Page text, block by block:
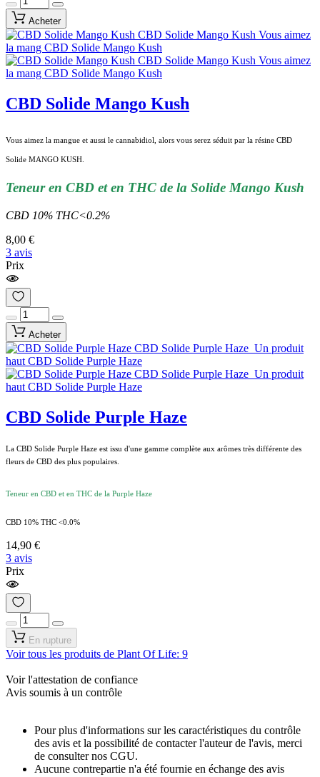
Acheter
CBD Solide Mango Kush
Vous aimez la mangue et aussi le cannabidiol, alors vous serez séduit par la résine CBD
Solide MANGO KUSH.
Teneur en CBD et en THC de la Solide Mango Kush
CBD 10% THC<0.2%
8,00 €
3 avis
Prix
Acheter
CBD Solide Purple Haze
La CBD Solide Purple Haze est issu d'une gamme complète aux arômes très différente des
fleurs de CBD des plus populaires.
Teneur en CBD et en THC de la Purple Haze
CBD 10% THC <0.0%
14,90 €
3 avis
Prix
En rupture
Voir tous les produits de Plant Of Life: 9
Voir l'attestation de confiance
Avis soumis à un contrôle
Pour plus d'informations sur les caractéristiques du contrôle
des avis et la possibilité de contacter l'auteur de l'avis, merci
de consulter nos CGU.
Aucune contrepartie n'a été fournie en échange des avis